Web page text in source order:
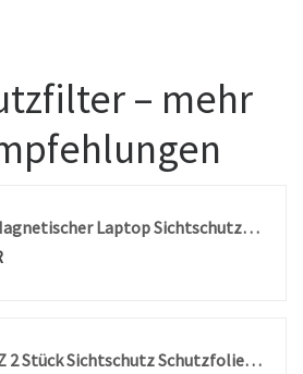
– mehr
FYJRCY Magnetischer Laptop Sichtschutzfolie für 14 Zoll 16:9 Bildschirm
POHYPYZ 2 Stück Sichtschutz Schutzfolie für Google Pixel 9a， Anti-Spy Schutzglas，Sichtschutz Displayschutz，Sichtschutzfolie，Datenschutzfilter，9H Härte，Kratzfest，Bläschenfrei